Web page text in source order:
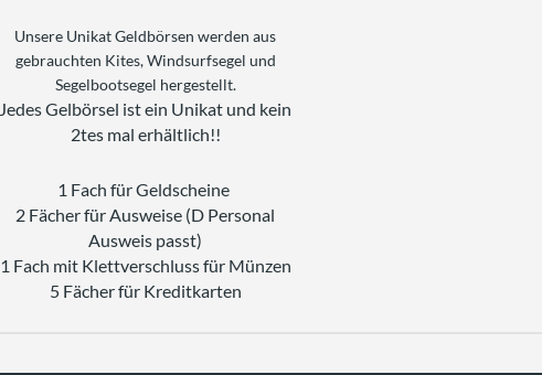
Unsere Unikat Geldbörsen werden aus
gebrauchten Kites, Windsurfsegel und
Segelbootsegel hergestellt.
Jedes Gelbörsel ist ein Unikat und kein
2tes mal erhältlich!!
1 Fach für Geldscheine
2 Fächer für Ausweise (D Personal
Ausweis passt)
1 Fach mit Klettverschluss für Münzen
5 Fächer für Kreditkarten